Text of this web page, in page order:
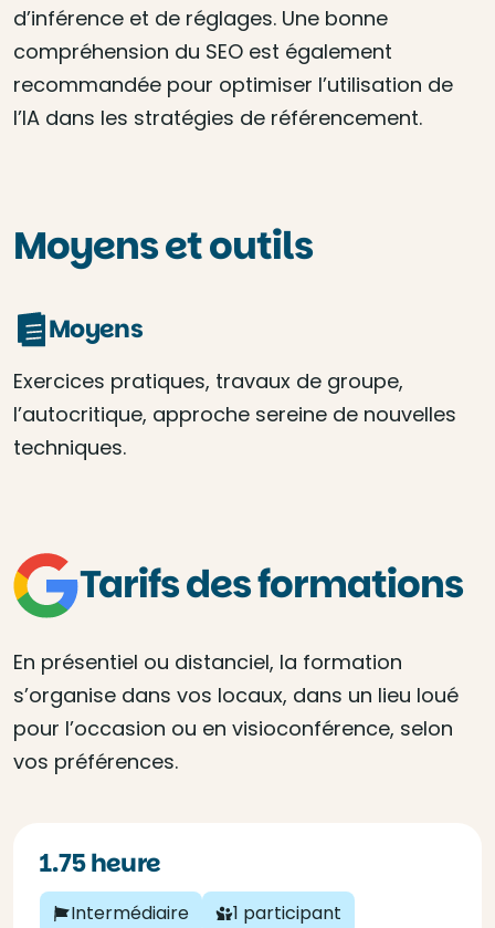
d’inférence et de réglages. Une bonne
compréhension du SEO est également
recommandée pour optimiser l’utilisation de
l’IA dans les stratégies de référencement.
Moyens et outils
Moyens
Exercices pratiques, travaux de groupe,
l’autocritique, approche sereine de nouvelles
techniques.
Tarifs des formations
En présentiel ou distanciel, la formation
s’organise dans vos locaux, dans un lieu loué
pour l’occasion ou en visioconférence, selon
vos préférences.
1.75 heure
Intermédiaire 1 participant